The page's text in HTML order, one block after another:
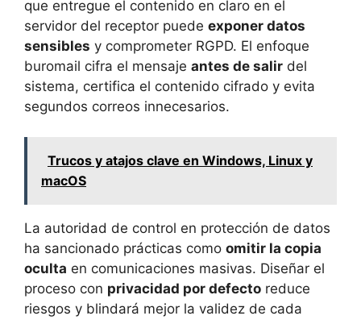
que entregue el contenido en claro en el
servidor del receptor puede exponer datos
sensibles y comprometer RGPD. El enfoque
buromail cifra el mensaje antes de salir del
sistema, certifica el contenido cifrado y evita
segundos correos innecesarios.
Trucos y atajos clave en Windows, Linux y
macOS
La autoridad de control en protección de datos
ha sancionado prácticas como omitir la copia
oculta en comunicaciones masivas. Diseñar el
proceso con privacidad por defecto reduce
riesgos y blindará mejor la validez de cada